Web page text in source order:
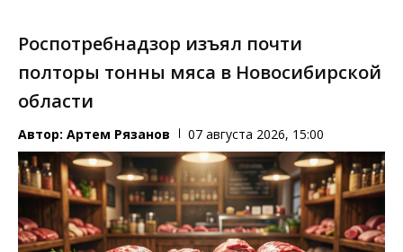
Роспотребнадзор изъял почти
полторы тонны мяса в Новосибирской
области
Автор: Артем Рязанов 07 августа 2026, 15:00